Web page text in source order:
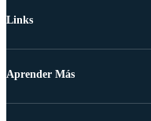
Links
Aprender Más